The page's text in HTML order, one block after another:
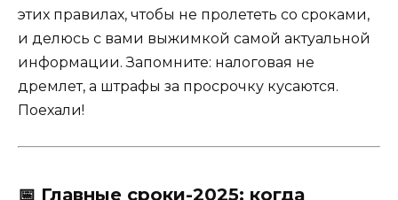
этих правилах, чтобы не пролететь со сроками,
и делюсь с вами выжимкой самой актуальной
информации. Запомните: налоговая не
дремлет, а штрафы за просрочку кусаются.
Поехали!
📅 Главные сроки-2025: когда